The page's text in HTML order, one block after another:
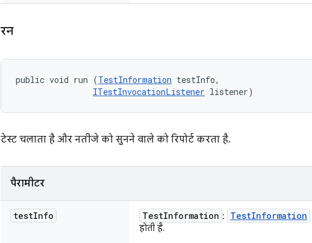
रन
public void run (TestInformation testInfo,
ITestInvocationListener listener)
टेस्ट चलाता है और नतीजे को सुनने वाले को रिपोर्ट करता है.
पैरामीटर
testInfo TestInformation : TestInformation
होती है.